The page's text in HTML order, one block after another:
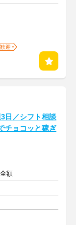
迎
3日／シフト相談
チョコッと稼ぎ
額